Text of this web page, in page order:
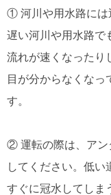
① 河川や用水路には
遅い河川や用水路で
流れが速くなったり
目が分からなくなっ
す。
② 運転の際は、アン
してください。低い
すぐに冠水してしま